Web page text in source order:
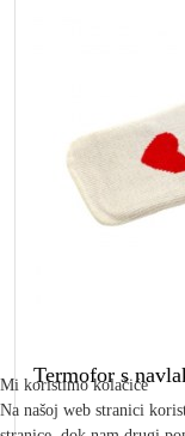
Termofor s
Mi koristimo kolačiće
Na našoj web stranici